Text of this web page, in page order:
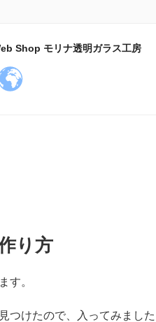
記
。
Shop モリナ透明ガラス工房
り方
す。
つけたので、入ってみました